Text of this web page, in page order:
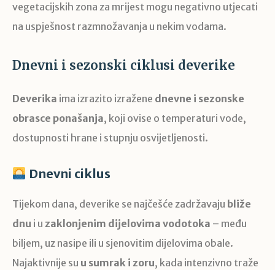
vegetacijskih zona za mrijest mogu negativno utjecati
na uspješnost razmnožavanja u nekim vodama.
Dnevni i sezonski ciklusi deverike
Deverika ima izrazito izražene dnevne i sezonske
obrasce ponašanja, koji ovise o temperaturi vode,
dostupnosti hrane i stupnju osvijetljenosti.
Dnevni ciklus
Tijekom dana, deverike se najčešće zadržavaju bliže
dnu i u zaklonjenim dijelovima vodotoka – među
biljem, uz nasipe ili u sjenovitim dijelovima obale.
Najaktivnije su u sumrak i zoru, kada intenzivno traže